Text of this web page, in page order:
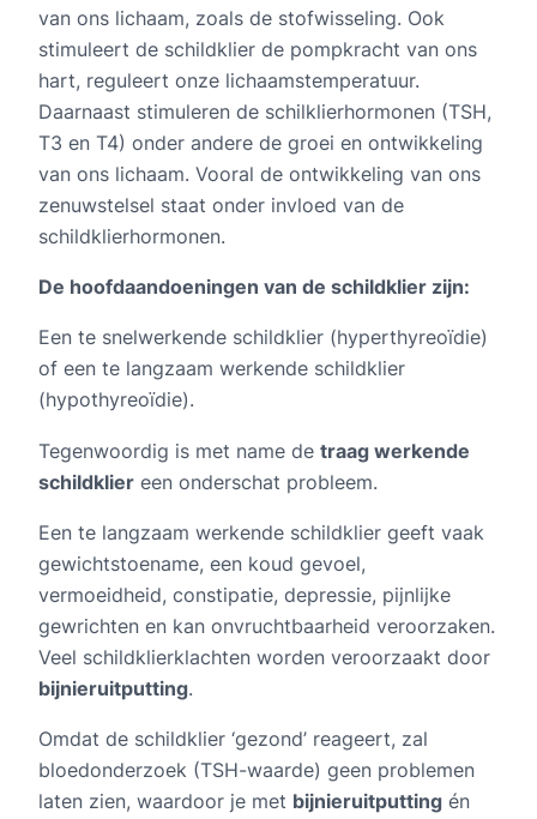
van ons lichaam, zoals de stofwisseling. Ook
stimuleert de schildklier de pompkracht van ons
hart, reguleert onze lichaamstemperatuur.
Daarnaast stimuleren de schilklierhormonen (TSH,
T3 en T4) onder andere de groei en ontwikkeling
van ons lichaam. Vooral de ontwikkeling van ons
zenuwstelsel staat onder invloed van de
schildklierhormonen.
De hoofdaandoeningen van de schildklier zijn:
Een te snelwerkende schildklier (hyperthyreoïdie)
of een te langzaam werkende schildklier
(hypothyreoïdie).
Tegenwoordig is met name de traag werkende
schildklier een onderschat probleem.
Een te langzaam werkende schildklier geeft vaak
gewichtstoename, een koud gevoel,
vermoeidheid, constipatie, depressie, pijnlijke
gewrichten en kan onvruchtbaarheid veroorzaken.
Veel schildklierklachten worden veroorzaakt door
bijnieruitputting.
Omdat de schildklier ‘gezond’ reageert, zal
bloedonderzoek (TSH-waarde) geen problemen
laten zien, waardoor je met bijnieruitputting én